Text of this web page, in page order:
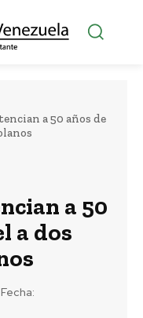
a 50 años de
a 50
a dos
Fecha: